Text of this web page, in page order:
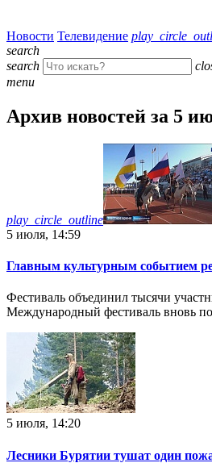
Новости Телевидение
search
search
menu
Архив новостей за 5
play_circle_outline
5 июля, 14:59
Главным культурным событием
Фестиваль объединил тысячи
Международный фестиваль вновь
5 июля, 14:20
Лесники Бурятии тушат один